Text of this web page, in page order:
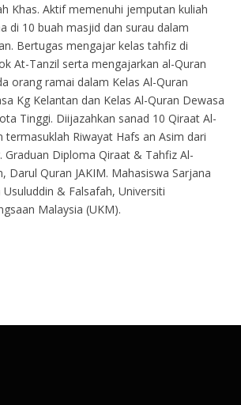
Khas. Aktif memenuhi jemputan kuliah
di 10 buah masjid dan surau dalam
Bertugas mengajar kelas tahfiz di
At-Tanzil serta mengajarkan al-Quran
orang ramai dalam Kelas Al-Quran
Kg Kelantan dan Kelas Al-Quran Dewasa
Tinggi. Diijazahkan sanad 10 Qiraat Al-
termasuklah Riwayat Hafs an Asim dari
Graduan Diploma Qiraat & Tahfiz Al-
Darul Quran JAKIM. Mahasiswa Sarjana
Usuluddin & Falsafah, Universiti
Malaysia (UKM).